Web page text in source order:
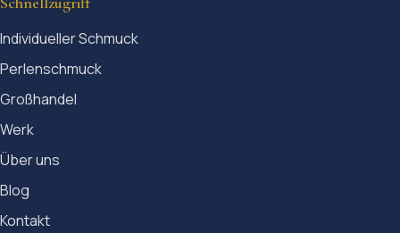
Individueller Schmuck
Perlenschmuck
Großhandel
Werk
Über uns
Blog
Kontakt